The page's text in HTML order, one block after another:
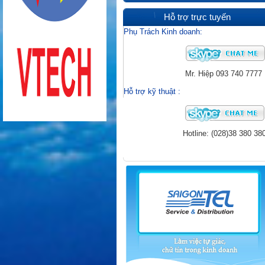
Hỗ trợ trực tuyến
Phụ Trách Kinh doanh:
Mr. Hiệp 093 740 7777
Hỗ trợ kỹ thuật :
Hotline: (028)38 380